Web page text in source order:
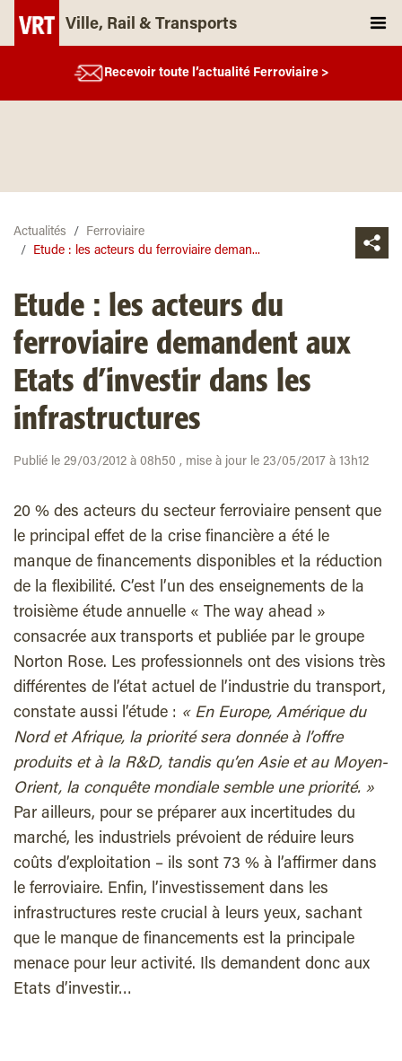
Ville, Rail & Transports
Recevoir toute l’actualité Ferroviaire >
Actualités
Ferroviaire
Etude : les acteurs du ferroviaire deman...
Etude : les acteurs du
ferroviaire demandent aux
Etats d’investir dans les
infrastructures
Publié le 29/03/2012 à 08h50 , mise à jour le 23/05/2017 à 13h12
20 % des acteurs du secteur ferroviaire pensent que
le principal effet de la crise financière a été le
manque de financements disponibles et la réduction
de la flexibilité. C’est l’un des enseignements de la
troisième étude annuelle « The way ahead »
consacrée aux transports et publiée par le groupe
Norton Rose. Les professionnels ont des visions très
différentes de l’état actuel de l’industrie du transport,
constate aussi l’étude : « En Europe, Amérique du
Nord et Afrique, la priorité sera donnée à l’offre
produits et à la R&D, tandis qu’en Asie et au Moyen-
Orient, la conquête mondiale semble une priorité. »
Par ailleurs, pour se préparer aux incertitudes du
marché, les industriels prévoient de réduire leurs
coûts d’exploitation – ils sont 73 % à l’affirmer dans
le ferroviaire. Enfin, l’investissement dans les
infrastructures reste crucial à leurs yeux, sachant
que le manque de financements est la principale
menace pour leur activité. Ils demandent donc aux
Etats d’investir…